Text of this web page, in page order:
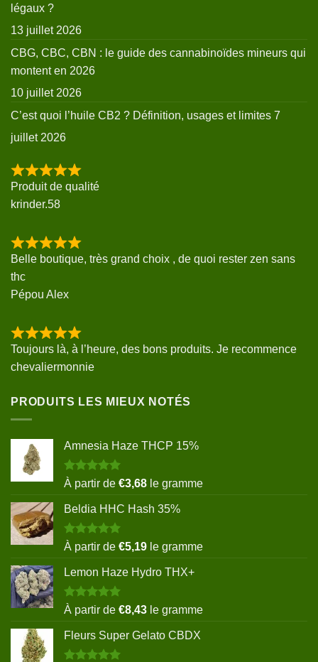
légaux ?
13 juillet 2026
CBG, CBC, CBN : le guide des cannabinoïdes mineurs qui
montent en 2026
10 juillet 2026
C’est quoi l’huile CB2 ? Définition, usages et limites 7
juillet 2026
Produit de qualité
krinder.58
Belle boutique, très grand choix , de quoi rester zen sans
thc
Pépou Alex
Toujours là, à l’heure, des bons produits. Je recommence
chevaliermonnie
PRODUITS LES MIEUX NOTÉS
Amnesia Haze THCP 15%
Note5.00
sur 5
À partir de €3,68 le gramme
Beldia HHC Hash 35%
Note5.00
sur 5
À partir de €5,19 le gramme
Lemon Haze Hydro THX+
Note5.00
sur 5
À partir de €8,43 le gramme
Fleurs Super Gelato CBDX